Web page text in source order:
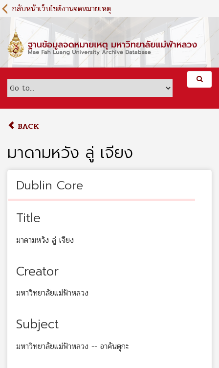
S
k
m
c
กลับหน้าเว็บไซต์งานจดหมายเหตุ
BACK
มาดามหวัง ลู่ เจียง
Dublin Core
Title
มาดามหวัง ลู่ เจียง
Creator
มหาวิทยาลัยแม่ฟ้าหลวง
Subject
มหาวิทยาลัยแม่ฟ้าหลวง -- อาคันตุกะ